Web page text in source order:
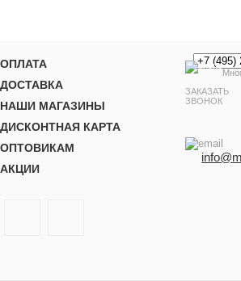
ОПЛАТА
ДОСТАВКА
НАШИ МАГАЗИНЫ
ДИСКОНТНАЯ КАРТА
ОПТОВИКАМ
АКЦИИ
ЗАКАЗАТЬ
ЗВОНОК